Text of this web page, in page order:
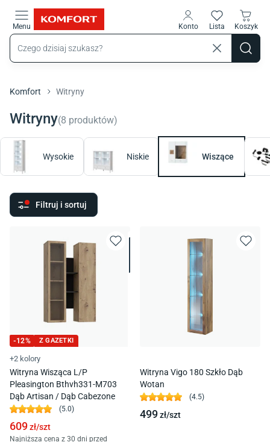
Menu Konto Lista Koszyk
Komfort Witryny
Witryny(8 produktów)
Wysokie Niskie Wiszące
Filtruj i sortuj
-12% Z GAZETKI
+2 kolory
Witryna Wisząca L/P
Pleasington Bthvh331-M703
Dąb Artisan / Dąb Cabezone
(5.0)
609zł/szt
Najniższa cena z 30 dni przed
Witryna Vigo 180 Szkło Dąb
Wotan
(4.5)
499zł/szt